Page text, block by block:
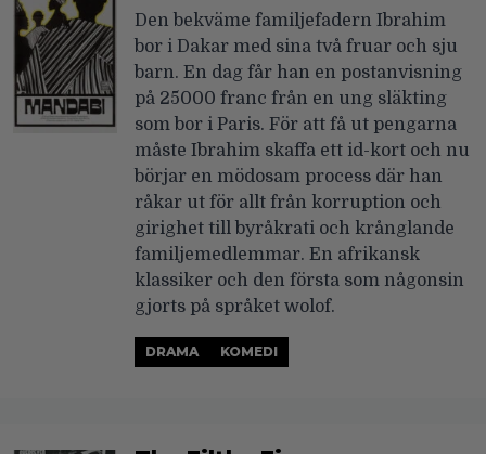
Den bekväme familjefadern Ibrahim
bor i Dakar med sina två fruar och sju
barn. En dag får han en postanvisning
på 25000 franc från en ung släkting
som bor i Paris. För att få ut pengarna
måste Ibrahim skaffa ett id-kort och nu
börjar en mödosam process där han
råkar ut för allt från korruption och
girighet till byråkrati och krånglande
familjemedlemmar. En afrikansk
klassiker och den första som någonsin
gjorts på språket wolof.
DRAMA KOMEDI